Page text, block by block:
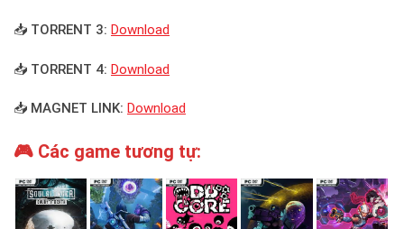
📥 TORRENT 3: Download
📥 TORRENT 4: Download
📥 MAGNET LINK: Download
🎮 Các game tương tự: